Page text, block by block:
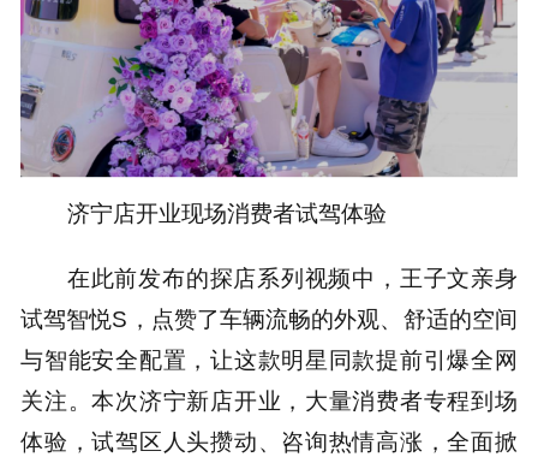
济宁店开业现场消费者试驾体验
在此前发布的探店系列视频中，王子文亲身
试驾智悦S，点赞了车辆流畅的外观、舒适的空间
与智能安全配置，让这款明星同款提前引爆全网
关注。本次济宁新店开业，大量消费者专程到场
体验，试驾区人头攒动、咨询热情高涨，全面掀